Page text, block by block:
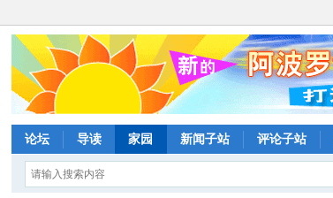
论坛 导读 家园 新闻子站 评论子站